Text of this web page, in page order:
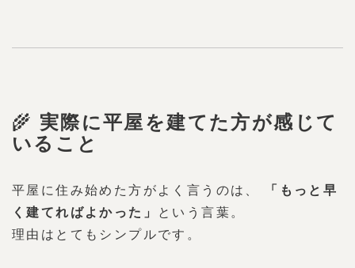
🌾 実際に平屋を建てた方が感じて
いること
平屋に住み始めた方がよく言うのは、
「もっと早
く建てればよかった」
という言葉。
理由はとてもシンプルです。